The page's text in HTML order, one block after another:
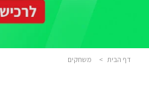
דף הבית > משחקים